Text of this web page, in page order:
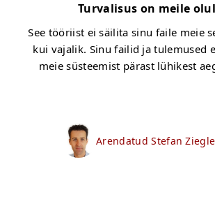
Turvalisus on meile
See tööriist ei säilita sinu faile meie
kui vajalik. Sinu failid ja tulemused
meie süsteemist pärast lühikest
Arendatud Stefan